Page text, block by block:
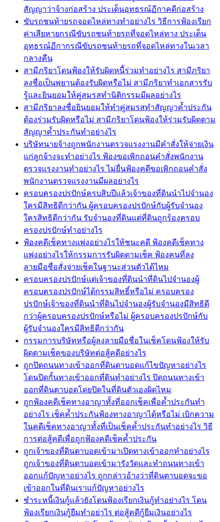
สัญญาว่าจ้างก่อสร้าง ประเด็นอุทธรณ์ฏีกาคดีก่อสร้าง
ขับรถชนท้ายรถจอดไหล่ทางทำอย่างไร วิธีการฟ้องเรียก
ค่าเสียหายกรณีขับรถชนท้ายรถที่จอดไหล่ทาง ประเด็น
อุทธรณ์ฏีกากรณีขับรถชนท้ายรถที่จอดไหล่ทางในเวลา
กลางคืน
สามีภริยาโดนฟ้องให้รับผิดหนี้ร่วมทำอย่างไร สามีภริยา
ลงชื่อเป็นพยานต้องรับผิดหรือไม่ สามีภริยาทำเอกสารรับ
รู้และยินยอมให้คู่สมรสทำนิติกรรมมีผลอย่างไร
สามีภริยาลงชื่อยินยอมให้ทำคู่สมรสทำสัญญาค้ำประกัน
ต้องร่วมรับผิดหรือไม่ สามีภริยาโดนฟ้องให้ร่วมรับผิดตาม
สัญญาค้ำประกันทำอย่างไร
บริษัทนายจ้างถูกพนักงานตรวจแรงงานมีคำสั่งให้จ่ายเงิน
แก่ลูกจ้างจะทำอย่างไร ฟ้องขอเพิกถอนคำสั่งพนักงาน
ตรวจแรงงานทำอย่างไร ไม่ยื่นฟ้องคดีขอเพิกถอนคำสั่ง
พนักงานตรวจแรงงานมีผลอย่างไร
ครอบครองปรปักษ์ครบสิบปีแล้วเจ้าของที่ดินนำไปจำนอง
ใครมีสิทธิดีกว่ากัน ผู้ครอบครองปรปักษ์กับผู้รับจำนอง
ใครสิทธิดีกว่ากัน รับจำนองที่ดินแต่ที่ดินถูกร้องครอบ
ครองปรปักษ์ทำอย่างไร
ฟ้องคดีเช็คทางแพ่งอย่างไรให้ชนะคดี ฟ้องคดีเช็คทาง
แพ่งอย่างไรให้กรรมการรับผิดตามเช็ค ฟ้องคนที่ลง
ลายมือชื่อสั่งจ่ายเช็คในฐานะส่วนตัวได้ไหม
ครอบครองปรปักษ์แต่เจ้าของที่ดินนำที่ดินไปจำนองผู้
ครอบครองปรปักษ์ได้กรรมสิทธิ์หรือไม่ ครอบครอง
ปรปักษ์เจ้าของที่ดินนำที่ดินไปจำนองผู้รับจำนองมีสิทธิดี
กว่าผู้ครอบครองปรปักษ์หรือไม่ ผู้ครอบครองปรปักษ์กับ
ผู้รับจำนองใครมีสิทธิดีกว่ากัน
กรรมการบริษัทหรือผู้ลงลายมือชื่อในเช็คโดนฟ้องให้รับ
ผิดตามเช็คของบริษัทต่อสู้คดีอย่างไร
ถูกปิดถนนทางเข้าออกที่ดินตาบอดแก้ไขปัญหาอย่างไร
โดนปิดกั้นทางเข้าออกที่ดินทำอย่างไร ปิดถนนทางเข้า
ออกที่ดินตาบอดโดยปิดในที่ดินตัวเองผิดไหม
ถูกฟ้องคดีเช็คทางอาญาทั้งที่ออกเช็คเพื่อค้ำประกันทำ
อย่างไร เช็คค้ำประกันฟ้องทางอาญาได้หรือไม่ เบิกความ
ในคดีเช็คทางอาญาทั้งที่เป็นเช็คค้ำประกันทำอย่างไร วิธี
การต่อสู้คดีเพื่อถูกฟ้องคดีเช็คค้ำประกัน
ถูกเจ้าของที่ดินตาบอดเข้ามาเปิดทางเข้าออกทำอย่างไร
ถูกเจ้าของที่ดินตาบอดเข้ามารังวัดและทำถนนทางเข้า
ออกแก้ปัญหาอย่างไร ถูกกล่าวอ้างว่าที่ดินตาบอดจะขอ
เข้าออกในที่ดินเราแก้ปัญหาอย่างไร
ชำระหนี้เงินกู้แล้วยังโดนฟ้องเรียกเงินกู้ทำอย่างไร โดน
ฟ้องเรียกเงินกู้ยืมทำอย่าไร ต่อสู้คดีกู้ยืมเงินอย่างไร